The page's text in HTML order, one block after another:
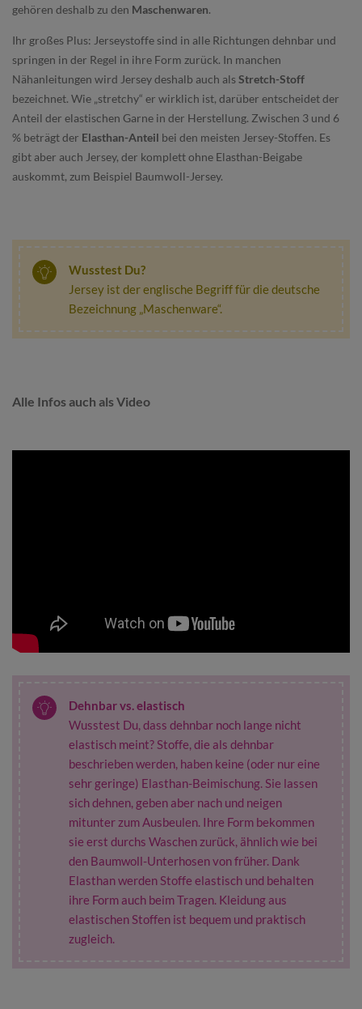
gehören deshalb zu den Maschenwaren.
Ihr großes Plus: Jerseystoffe sind in alle Richtungen dehnbar und
springen in der Regel in ihre Form zurück. In manchen
Nähanleitungen wird Jersey deshalb auch alsStretch-Stoff
bezeichnet. Wie „stretchy“ er wirklich ist, darüber entscheidet der
Anteil der elastischen Garne in der Herstellung. Zwischen 3 und 6
% beträgt der Elasthan-Anteil bei den meisten Jersey-Stoffen. Es
gibt aber auch Jersey, der komplett ohne Elasthan-Beigabe
auskommt, zum Beispiel Baumwoll-Jersey.
Wusstest Du?
Jersey ist der englische Begriff für die deutsche
Bezeichnung „Maschenware“.
Alle Infos auch als Video
Dehnbar vs. elastisch
Wusstest Du, dass dehnbar noch lange nicht
elastisch meint? Stoffe, die als dehnbar
beschrieben werden, haben keine (oder nur eine
sehr geringe) Elasthan-Beimischung. Sie lassen
sich dehnen, geben aber nach und neigen
mitunter zum Ausbeulen. Ihre Form bekommen
sie erst durchs Waschen zurück, ähnlich wie bei
den Baumwoll-Unterhosen von früher. Dank
Elasthan werden Stoffe elastisch und behalten
ihre Form auch beim Tragen. Kleidung aus
elastischen Stoffen ist bequem und praktisch
zugleich.